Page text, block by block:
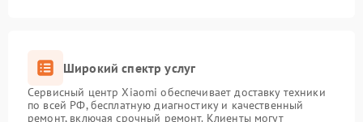
Широкий спектр услуг
Сервисный центр Xiaomi обеспечивает доставку техники
по всей РФ, бесплатную диагностику и качественный
ремонт, включая срочный ремонт. Клиенты могут